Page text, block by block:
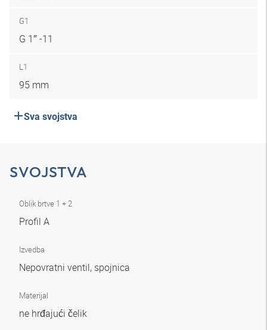
G1
G 1″ -11
L1
95 mm
Sva svojstva
SVOJSTVA
Oblik brtve 1 + 2
Profil A
Izvedba
Nepovratni ventil, spojnica
Materijal
ne hrđajući čelik